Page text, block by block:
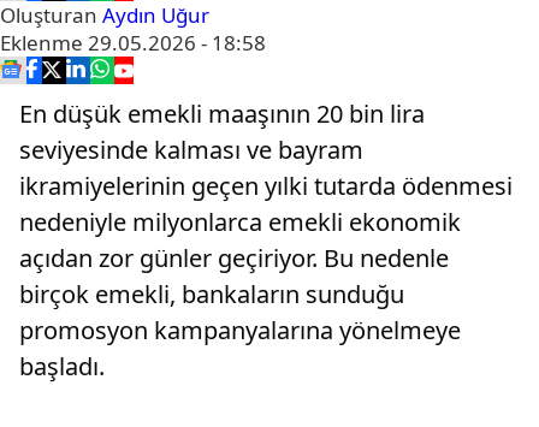
Oluşturan Aydın Uğur
Eklenme 29.05.2026 - 18:58
En düşük emekli maaşının 20 bin lira
seviyesinde kalması ve bayram
ikramiyelerinin geçen yılki tutarda ödenmesi
nedeniyle milyonlarca emekli ekonomik
açıdan zor günler geçiriyor. Bu nedenle
birçok emekli, bankaların sunduğu
promosyon kampanyalarına yönelmeye
başladı.